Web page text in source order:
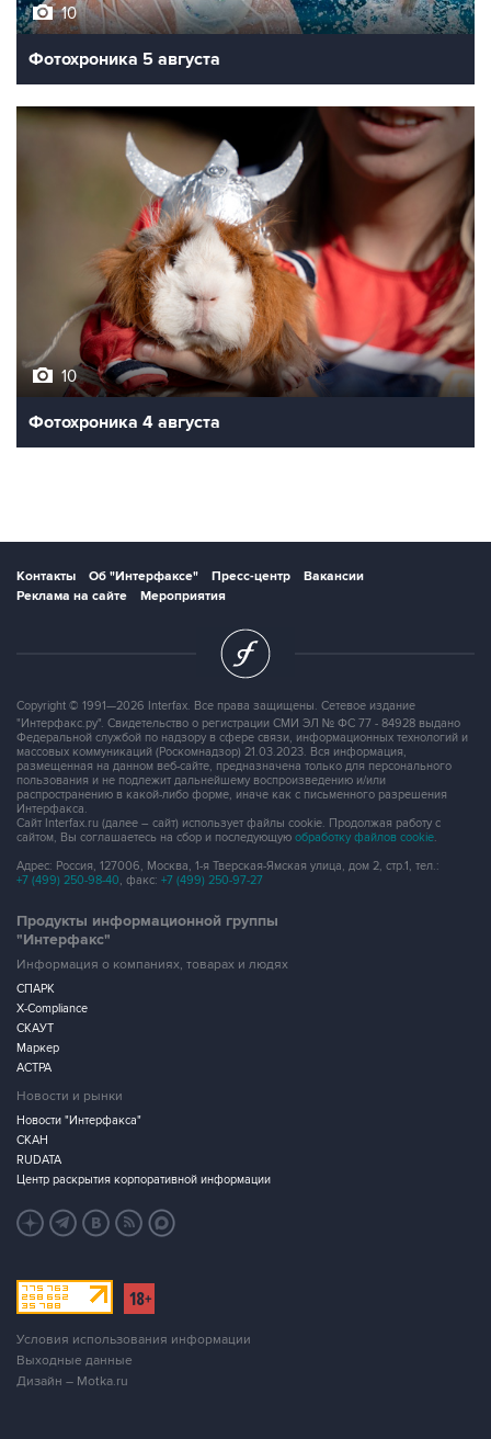
10
Фотохроника 5 августа
10
Фотохроника 4 августа
Контакты Об "Интерфаксе" Пресс-центр
Вакансии
Реклама на сайте
Мероприятия
Copyright © 1991—2026 Interfax. Все права защищены. Сетевое издание
"Интерфакс.ру". Свидетельство о регистрации СМИ ЭЛ № ФС 77 - 84928 выдано
Федеральной службой по надзору в сфере связи, информационных технологий и
массовых коммуникаций (Роскомнадзор) 21.03.2023. Вся информация,
размещенная на данном веб-сайте, предназначена только для персонального
пользования и не подлежит дальнейшему воспроизведению и/или
распространению в какой-либо форме, иначе как с письменного разрешения
Интерфакса.
Сайт Interfax.ru (далее – сайт) использует файлы cookie. Продолжая работу с
сайтом, Вы соглашаетесь на сбор и последующую обработку файлов cookie.
Адрес: Россия, 127006, Москва, 1-я Тверская-Ямская улица, дом 2, стр.1, тел.:
+7 (499) 250-98-40, факс: +7 (499) 250-97-27
Продукты информационной группы
"Интерфакс"
Информация о компаниях, товарах и людях
СПАРК
X-Compliance
СКАУТ
Маркер
АСТРА
Новости и рынки
Новости "Интерфакса"
СКАН
RUDATA
Центр раскрытия корпоративной информации
Условия использования информации
Выходные данные
Дизайн – Motka.ru